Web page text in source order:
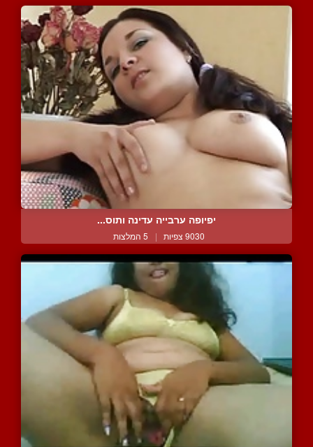
יפיופה ערבייה עדינה ותוס...
9030 צפיות | 5 המלצות